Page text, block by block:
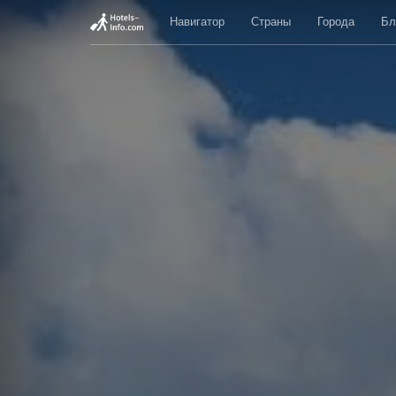
Навигатор Страны Города